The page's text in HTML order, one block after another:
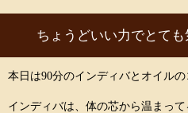
ちょうどいい力でとても
本日は90分のインディバとオイル
インディバは、体の芯から温まっ